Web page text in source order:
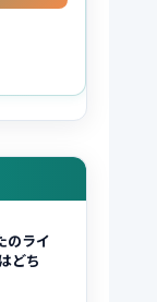
のライ
どち